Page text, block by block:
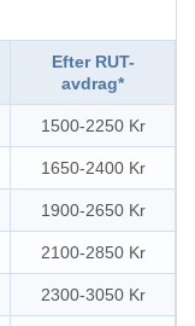
Efter RUT-
avdrag*
1500-2250 Kr
1650-2400 Kr
1900-2650 Kr
2100-2850 Kr
2300-3050 Kr